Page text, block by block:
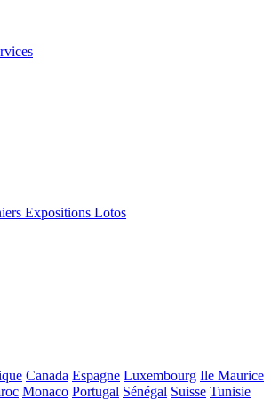
Expositions Lotos
Canada Espagne Luxembourg Ile Maurice
Monaco Portugal Sénégal Suisse Tunisie